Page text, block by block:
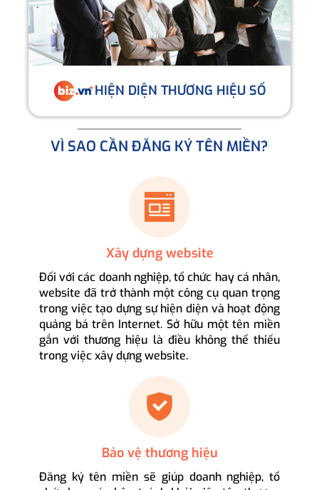
HIỆN DIỆN THƯƠNG HIỆU SỐ
VÌ SAO CẦN ĐĂNG KÝ TÊN MIỀN?
Xây dựng website
Đối với các doanh nghiệp, tổ chức hay cá nhân,
website đã trở thành một công cụ quan trọng
trong việc tạo dựng sự hiện diện và hoạt động
quảng bá trên Internet. Sở hữu một tên miền
gắn với thương hiệu là điều không thể thiếu
trong việc xây dựng website.
Bảo vệ thương hiệu
Đăng ký tên miền sẽ giúp doanh nghiệp, tổ